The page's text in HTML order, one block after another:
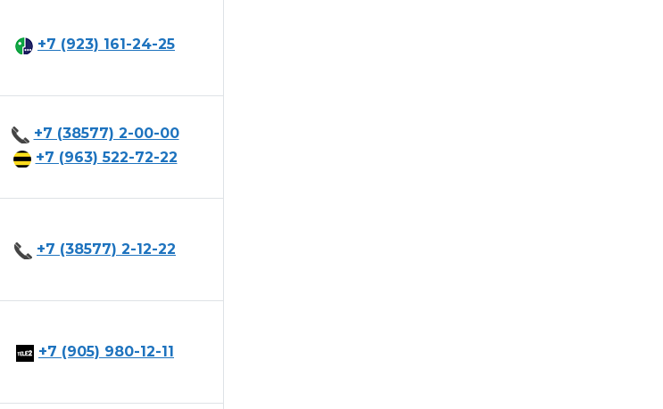
+7 (923) 161-24-25
+7 (38577) 2-00-00
+7 (963) 522-72-22
+7 (38577) 2-12-22
+7 (905) 980-12-11